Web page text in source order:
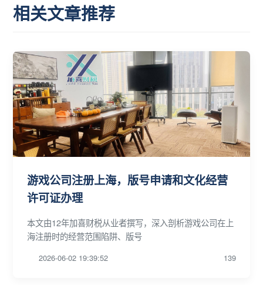
相关文章推荐
游戏公司注册上海，版号申请和文化经营
许可证办理
本文由12年加喜财税从业者撰写，深入剖析游戏公司在上
海注册时的经营范围陷阱、版号
2026-06-02 19:39:52 139